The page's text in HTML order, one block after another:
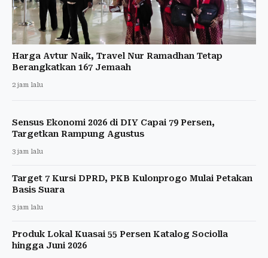
Harga Avtur Naik, Travel Nur Ramadhan Tetap
Berangkatkan 167 Jemaah
2 jam lalu
Sensus Ekonomi 2026 di DIY Capai 79 Persen,
Targetkan Rampung Agustus
3 jam lalu
Target 7 Kursi DPRD, PKB Kulonprogo Mulai Petakan
Basis Suara
3 jam lalu
Produk Lokal Kuasai 55 Persen Katalog Sociolla
hingga Juni 2026